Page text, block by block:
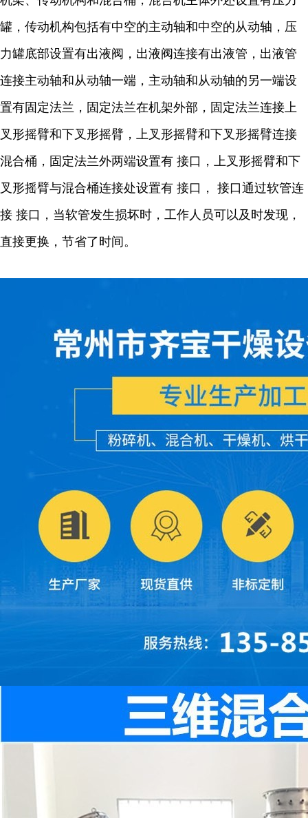
罐，传动机构包括有中空的主动轴和中空的从动轴，压
力罐底部设置有出液阀，出液阀连接有出液管，出液管
连接主动轴和从动轴一端，主动轴和从动轴的另一端设
置有固定法兰，固定法兰在机架外部，固定法兰连接上
叉形摇臂和下叉形摇臂，上叉形摇臂和下叉形摇臂连接
混合桶，固定法兰外两端设置有 接口，上叉形摇臂和下
叉形摇臂与混合桶连接处设置有 接口， 接口通过软管连
接 接口，当软管发生损坏时，工作人员可以及时发现，
直接更换，节省了时间。